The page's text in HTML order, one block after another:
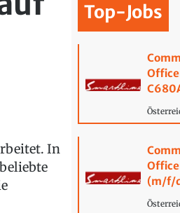
In
Top-Jobs
(m/f/